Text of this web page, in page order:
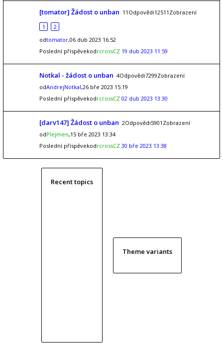
[tomator] Žádost o unban 11Odpovědi12511Zobrazení
1
2
odtomator,06 dub 2023 16:52
Poslední příspěvekodrcrossCZ 19 dub 2023 11:59
Notkal - žádost o unban 4Odpovědi7299Zobrazení
odAndrejNotkal,26 bře 2023 15:19
Poslední příspěvekodrcrossCZ 02 dub 2023 13:30
[darv147] Žádost o unban 2Odpovědi5901Zobrazení
odPlejmen,15 bře 2023 13:34
Poslední příspěvekodrcrossCZ 30 bře 2023 13:38
Recent topics
Theme variants